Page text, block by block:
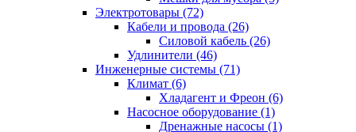
Электротовары (72)
Кабели и провода (26)
Силовой кабель (26)
Удлинители (46)
Инженерные системы (71)
Климат (6)
Хладагент и Фреон (6)
Насосное оборудование (1)
Дренажные насосы (1)